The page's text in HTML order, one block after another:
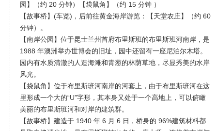
园】（约 20 分钟）【袋鼠角】（约 15 分钟 ）
【故事桥】(车览)，后前往黄金海岸游览：【天堂农庄】（约 60
分钟）。
【南岸公园】位于昆士兰州首府布里斯班的布里斯班河南岸，是
1988 年澳洲举办世博会的旧址，园中还留有一座尼泊尔木塔。
园内有水质清澈的人造海滩和青葱的林荫草地，尽显秀美的水岸
风光。
【袋鼠角】位于布里斯班河南岸的河套上，由于布里斯班河在这
里形成一个大的“U”字形，其本身又处于一个高地上，可以俯瞰
美丽的布里斯班河和对岸的建筑群。
【故事桥】建造于 1940 年 6 月 6 日，桥身的 96%建筑材料都